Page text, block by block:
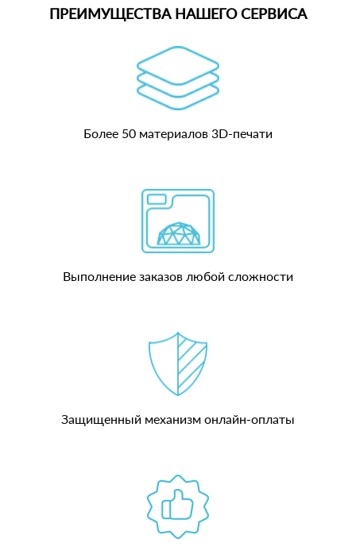
ПРЕИМУЩЕСТВА НАШЕГО СЕРВИСА
Более 50 материалов 3D-печати
Выполнение заказов любой сложности
Защищенный механизм онлайн-оплаты